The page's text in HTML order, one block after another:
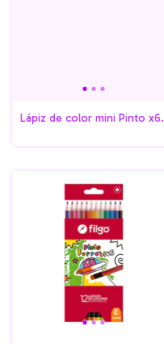
Lápiz de color mini Pinto x6.